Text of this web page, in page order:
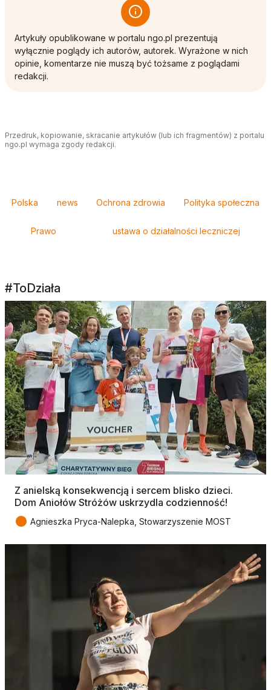
Artykuły opublikowane w portalu ngo.pl prezentują
wyłącznie poglądy ich autorów, autorek. Wyrażone w nich
opinie, komentarze nie muszą być tożsame z poglądami
redakcji.
Przedruk, kopiowanie, skracanie artykułów (lub ich fragmentów) z portalu
ngo.pl wymaga zgody redakcji.
Polska news Ochrona zdrowia Polityka społeczna
Prawo ustawa o działalności leczniczej
#ToDziała
Z anielską konsekwencją i sercem blisko dzieci.
Dom Aniołów Stróżów uskrzydla codzienność!
● Agnieszka Pryca-Nalepka, Stowarzyszenie MOST